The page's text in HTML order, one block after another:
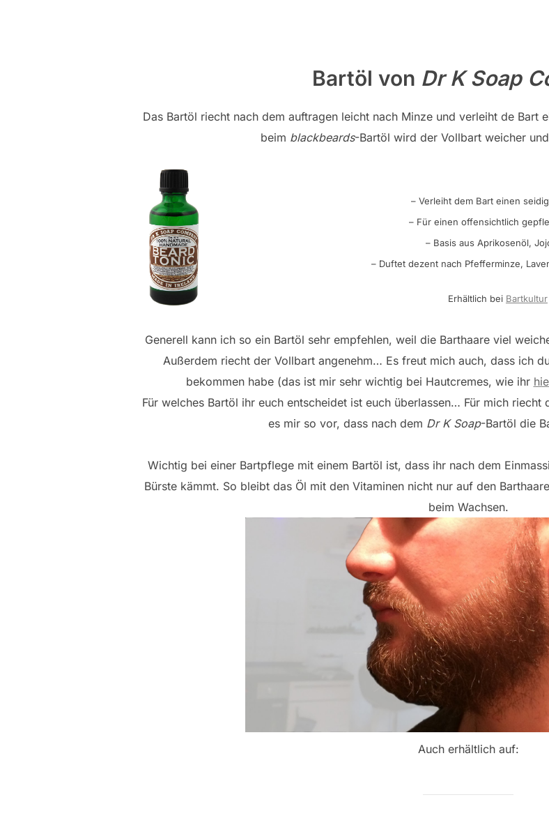
Bartöl von Dr K Soap
Das Bartöl riecht nach dem auftragen leicht nach Minze und verleiht de Bart
beim blackbeards-Bartöl wird der Vollbart weicher
– Verleiht dem Bart einen
– Für einen offensichtlich
– Basis aus Aprikosenöl,
– Duftet dezent nach Pfefferminze,
Erhältlich bei Bartkultur
Generell kann ich so ein Bartöl sehr empfehlen, weil die Barthaare viel
Außerdem riecht der Vollbart angenehm… Es freut mich auch, dass ich
bekommen habe (das ist mir sehr wichtig bei Hautcremes, wie ihr
Für welches Bartöl ihr euch entscheidet ist euch überlassen… Für mich riecht
es mir so vor, dass nach dem Dr K Soap-Bartöl die
Wichtig bei einer Bartpflege mit einem Bartöl ist, dass ihr nach dem
Bürste kämmt. So bleibt das Öl mit den Vitaminen nicht nur auf den
beim Wachsen.
Auch erhältlich auf: